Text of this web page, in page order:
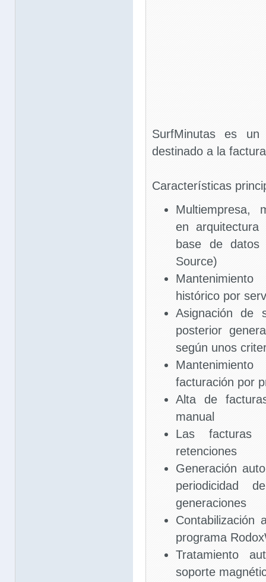
SurfMinutas es un
destinado a la
Características
Multiempresa,
en arquitectura
base de
Source)
histórico por
Asignación de
posterior
según unos
facturación por
Alta de
manual
Las facturas
retenciones
Generación
periodicidad
generaciones
Contabilización
programa
Tratamiento
soporte